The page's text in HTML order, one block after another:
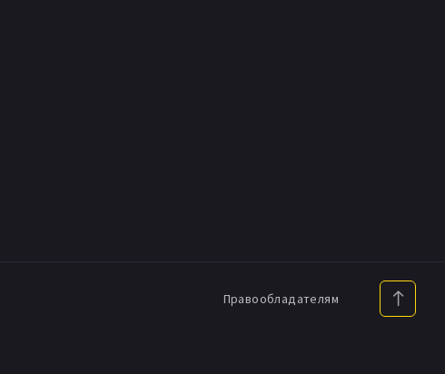
Правообладателям